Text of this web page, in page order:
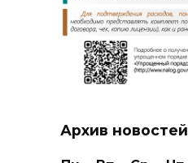
Архив новостей